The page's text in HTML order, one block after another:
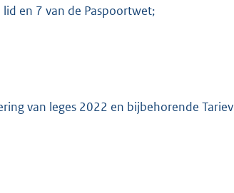
en 7 van de Paspoortwet;
van leges 2022 en bijbehorende